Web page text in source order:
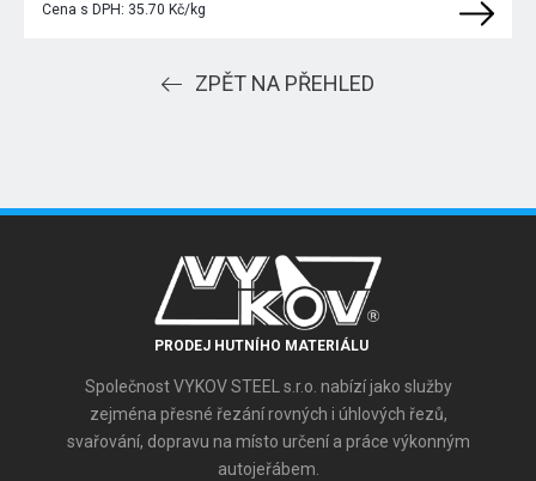
Cena s DPH: 35.70 Kč/kg
ZPĚT NA PŘEHLED
PRODEJ HUTNÍHO MATERIÁLU
Společnost VYKOV STEEL s.r.o. nabízí jako služby
zejména přesné řezání rovných i úhlových řezů,
svařování, dopravu na místo určení a práce výkonným
autojeřábem.